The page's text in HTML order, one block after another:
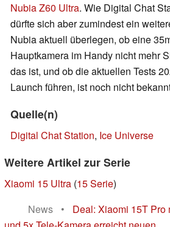
Nubia Z60 Ultra. Wie Digital Chat
dürfte sich aber zumindest ein
Nubia aktuell überlegen, ob eine
Hauptkamera im Handy nicht mehr
das ist, und ob die aktuellen Tests
Launch führen, ist noch nicht
Quelle(n)
Digital Chat Station, Ice Universe
Weitere Artikel zur Serie
Xiaomi 15 Ultra (15 Serie)
News
•
Deal: Xiaomi 15T Pro